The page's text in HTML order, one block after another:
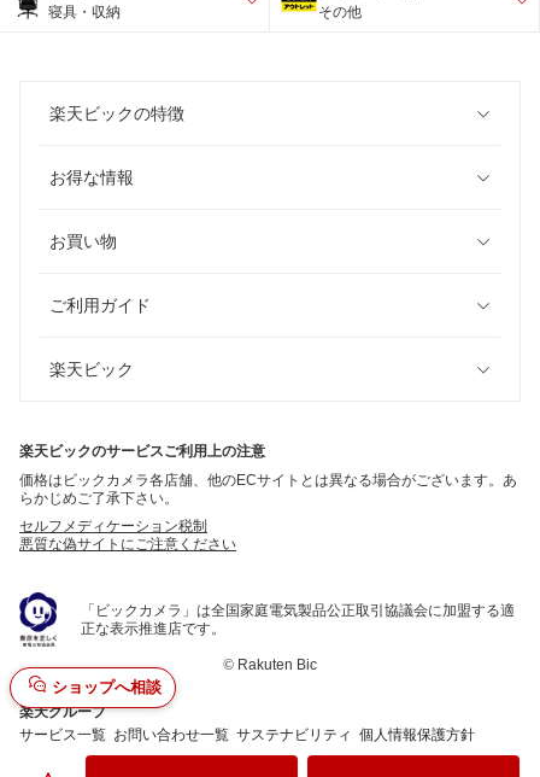
ショップへ相談
寝具・収納
その他
楽天ビックの特徴
お得な情報
お買い物
ご利用ガイド
楽天ビック
楽天ビックのサービスご利用上の注意
価格はビックカメラ各店舗、他のECサイトとは異なる場合がございます。あ
らかじめご了承下さい。
セルフメディケーション税制
悪質な偽サイトにご注意ください
「ビックカメラ」は全国家庭電気製品公正取引協議会に加盟する適
正な表示推進店です。
© Rakuten Bic
楽天グループ
サービス一覧 お問い合わせ一覧 サステナビリティ 個人情報保護方針